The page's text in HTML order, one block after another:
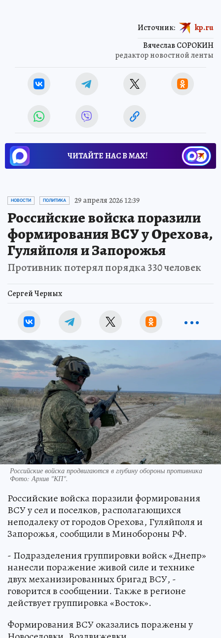
Вячеслав СОРОКИН
редактор новостной ленты
Источник: kp.ru
ЧИТАЙТЕ НАС В МАХ!
НОВОСТИ ПОЛИТИКА 29 апреля 2026 12:39
Российские войска поразили
формирования ВСУ у Орехова,
Гуляйполя и Запорожья
Противник потерял порядка 330 человек
Сергей Черных
Российские войска продвигаются в глубину обороны противника
Фото:Архив "КП".
Российские войска поразили формирования
ВСУ у сел и поселков, располагающихся
неподалеку от городов Орехова, Гуляйполя и
Запорожья, сообщили в Минобороны РФ.
- Подразделения группировки войск «Днепр»
нанесли поражение живой силе и технике
двух механизированных бригад ВСУ, -
говорится в сообщении. Также в регионе
действует группировка «Восток».
Формирования ВСУ оказались поражены у